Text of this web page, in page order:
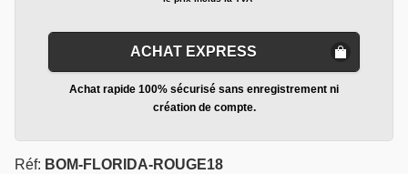
ACHAT EXPRESS
Achat rapide 100% sécurisé sans enregistrement ni
création de compte.
Réf: BOM-FLORIDA-ROUGE18